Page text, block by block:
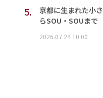
5.
京都に生まれた小
らSOU・SOUまで
2026.07.24 10:00